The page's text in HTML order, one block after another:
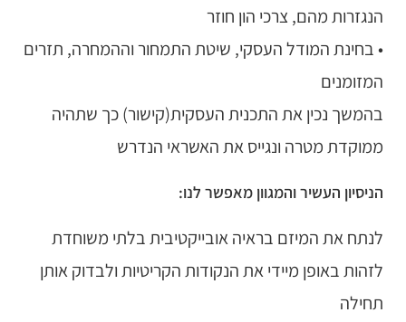
הנגזרות מהם, צרכי הון חוזר
• בחינת המודל העסקי, שיטת התמחור וההמחרה, תזרים
המזומנים
בהמשך נכין את התכנית העסקית(קישור) כך שתהיה
ממוקדת מטרה ונגייס את האשראי הנדרש
הניסיון העשיר והמגוון מאפשר לנו:
לנתח את המיזם בראיה אובייקטיבית בלתי משוחדת
לזהות באופן מיידי את הנקודות הקריטיות ולבדוק אותן
תחילה